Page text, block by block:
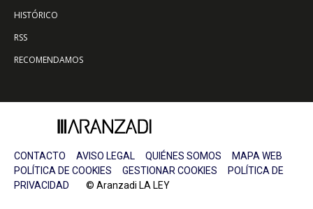
HISTÓRICO
RSS
RECOMENDAMOS
CONTACTO AVISO LEGAL QUIÉNES SOMOS
MAPA WEB
POLÍTICA DE COOKIES
GESTIONAR COOKIES
POLÍTICA DE
PRIVACIDAD © Aranzadi LA LEY